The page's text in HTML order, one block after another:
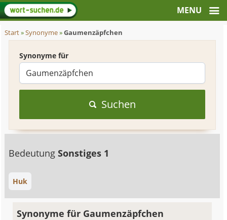
Start»Synonyme»Gaumenzäpfchen
Synonyme für
Suchen
BedeutungSonstiges 1
Huk
Synonyme für Gaumenzäpfchen